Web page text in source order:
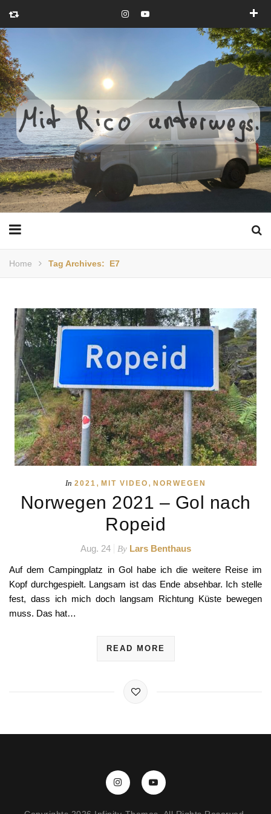
Home Tag Archives: E7
In 2021 , MIT VIDEO , NORWEGEN
Norwegen 2021 – Gol nach
Ropeid
Aug. 24 By Lars Benthaus
Auf dem Campingplatz in Gol habe ich die weitere Reise im
Kopf durchgespielt. Langsam ist das Ende absehbar. Ich stelle
fest, dass ich mich doch langsam Richtung Küste bewegen
muss. Das hat…
READ MORE